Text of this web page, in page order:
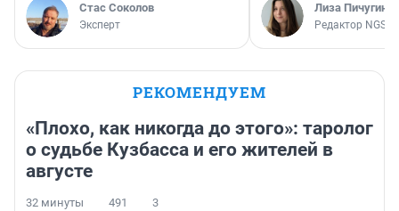
Стас Соколов
Эксперт
Лиза Пичугина
Редактор
РЕКОМЕНДУЕМ
«Плохо, как никогда до этого»: таролог
о судьбе Кузбасса и его жителей в
августе
32 минуты 491 3